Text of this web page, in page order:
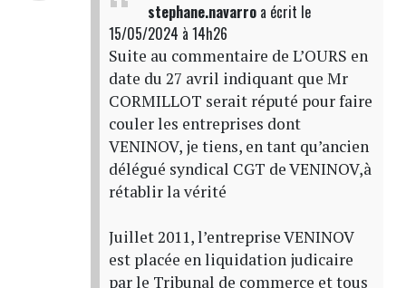
stephane.navarroa écrit le
15/05/2024 à 14h26
Suite au commentaire de L’OURS en
date du 27 avril indiquant que Mr
CORMILLOT serait réputé pour faire
couler les entreprises dont
VENINOV, je tiens, en tant qu’ancien
délégué syndical CGT de VENINOV,à
rétablir la vérité
Juillet 2011, l’entreprise VENINOV
est placée en liquidation judicaire
par le Tribunal de commerce et tous